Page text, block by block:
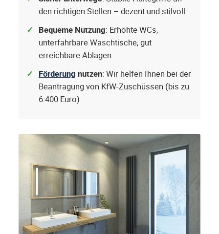
den richtigen Stellen – dezent und stilvoll
Bequeme Nutzung: Erhöhte WCs,
unterfahrbare Waschtische, gut
erreichbare Ablagen
Förderung nutzen: Wir helfen Ihnen bei der
Beantragung von KfW-Zuschüssen (bis zu
6.400 Euro)